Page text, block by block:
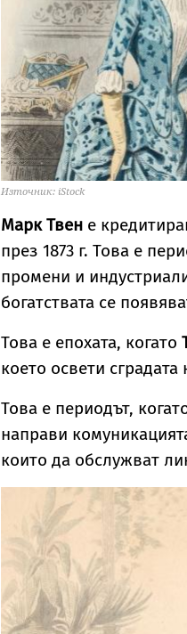
Източник: iStock
Марк Твен е
през 1873 г. Това е
промени и
богатствата се
Това е епохата, когато
което освети
Това е периодът,
направи
които да обслужват